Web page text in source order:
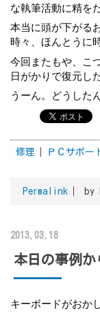
な執筆活動に精を
本当に頭が下がる
時々、ほんとうに
今回またもや、こ
日がかりで復元し
うーん。どうした
修理 ＰＣサポー
Permalink by
2013.03.18
本日の事例か
キーボードがおか